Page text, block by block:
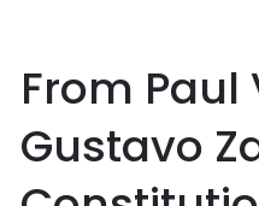
From
Gustavo